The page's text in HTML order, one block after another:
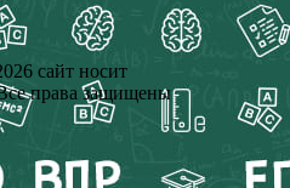
сайт носит
права защищены